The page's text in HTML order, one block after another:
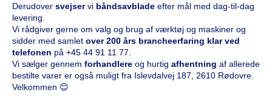
Derudover svejservi båndsavblade efter mål med dag-til-dag
levering.
Vi rådgiver gerne om valg og brug af værktøj og maskiner og
sidder med samlet over 200 års brancheerfaring klar ved
telefonen på +45 44 91 11 77
Vi sælger gennem forhandlere og hurtig afhentning af allerede
bestilte varer er også muligt fra Islevdalvej 187, 2610 Rødovre.
Velkommen 😊